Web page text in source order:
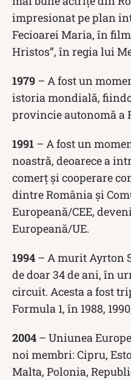
impresionat pe plan
Fecioarei Maria, în
Hristos”, în regia lui
1979 – A fost un
istoria mondială,
provincie autonomă a
1991 – A fost un
noastră, deoarece a
comerț și cooperare
dintre România și
Europeană/CEE,
Europeană/UE.
1994 – A murit Ayrton
de doar 34 de ani, în
circuit. Acesta a fost
Formula 1, în 1988,
2004 – Uniunea
noi membri: Cipru,
Malta, Polonia,